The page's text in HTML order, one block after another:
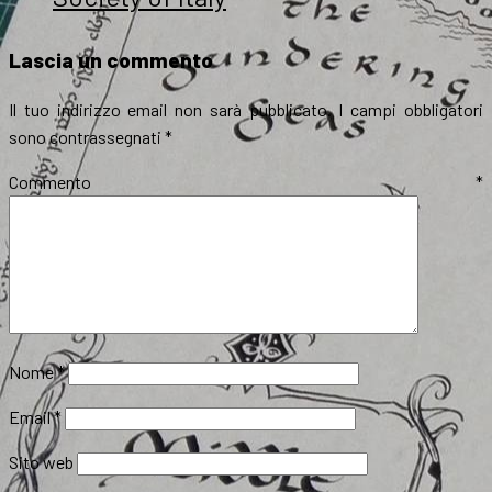
Lascia un commento
Il tuo indirizzo email non sarà pubblicato. I campi obbligatori
sono contrassegnati *
Commento *
Nome*
Email*
Sito web